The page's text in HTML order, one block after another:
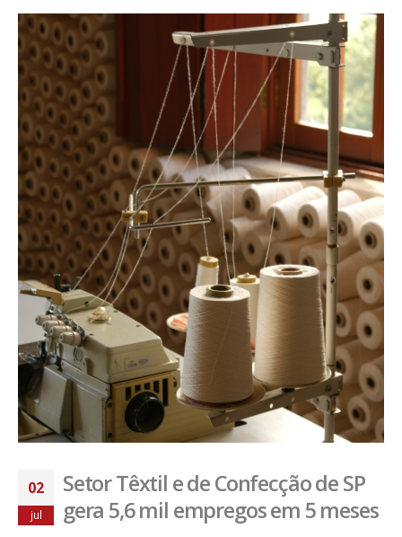
02
jul
Setor Têxtil e de Confecção de SP
gera 5,6 mil empregos em 5 meses